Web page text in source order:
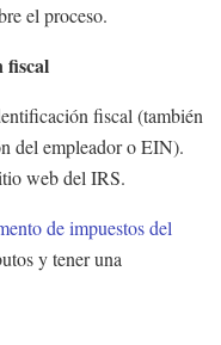
el proceso.
fiscal
fiscal (también
del empleador o EIN).
web del IRS.
de impuestos del
y tener una